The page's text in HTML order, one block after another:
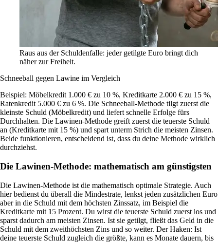
Raus aus der Schuldenfalle: jeder getilgte Euro bringt dich
näher zur Freiheit.
Schneeball gegen Lawine im Vergleich
Beispiel: Möbelkredit 1.000 € zu 10 %, Kreditkarte 2.000 € zu 15 %,
Ratenkredit 5.000 € zu 6 %. Die Schneeball-Methode tilgt zuerst die
kleinste Schuld (Möbelkredit) und liefert schnelle Erfolge fürs
Durchhalten. Die Lawinen-Methode greift zuerst die teuerste Schuld
an (Kreditkarte mit 15 %) und spart unterm Strich die meisten Zinsen.
Beide funktionieren, entscheidend ist, dass du deine Methode wirklich
durchziehst.
Die Lawinen-Methode: mathematisch am günstigsten
Die Lawinen-Methode ist die mathematisch optimale Strategie. Auch
hier bedienst du überall die Mindestrate, lenkst jeden zusätzlichen Euro
aber in die Schuld mit dem höchsten Zinssatz, im Beispiel die
Kreditkarte mit 15 Prozent. Du wirst die teuerste Schuld zuerst los und
sparst dadurch am meisten Zinsen. Ist sie getilgt, fließt das Geld in die
Schuld mit dem zweithöchsten Zins und so weiter. Der Haken: Ist
deine teuerste Schuld zugleich die größte, kann es Monate dauern, bis